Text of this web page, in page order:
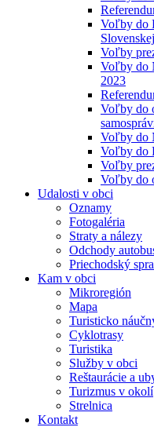
Voľby do
Voľby
Voľby do
2023
Voľby do
Voľby do
Voľby do
Voľby
Voľby do
Udalosti v obci
Oznamy
Fotogaléria
Straty a nálezy
Odchody
Priechodský
Kam v obci
Mikroregión
Mapa
Turisticko
Cyklotrasy
Turistika
Služby v obci
Reštaurácie a
Turizmus v okolí
Strelnica
Kontakt